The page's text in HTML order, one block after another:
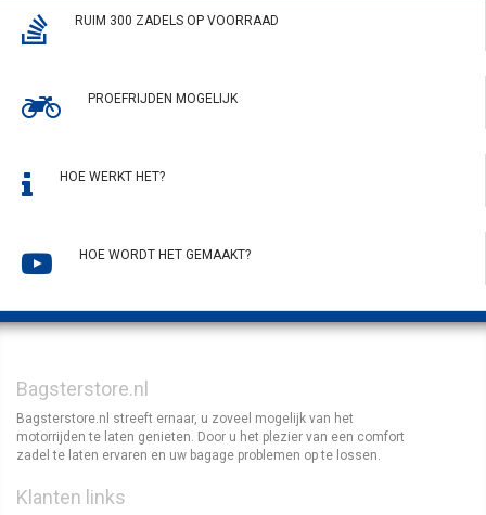
RUIM 300 ZADELS OP VOORRAAD
PROEFRIJDEN MOGELIJK
HOE WERKT HET?
HOE WORDT HET GEMAAKT?
Bagsterstore.nl
Bagsterstore.nl streeft ernaar, u zoveel mogelijk van het
motorrijden te laten genieten. Door u het plezier van een comfort
zadel te laten ervaren en uw bagage problemen op te lossen.
Klanten links